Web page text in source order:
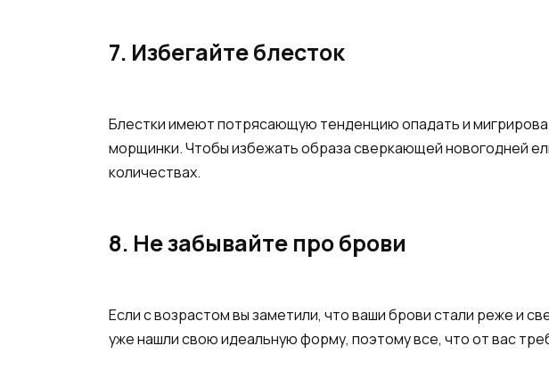
7. Избегайте блесток
Блестки имеют потрясающую тенденцию опадать и
морщинки. Чтобы избежать образа сверкающей новогодней
количествах.
8. Не забывайте про брови
Если с возрастом вы заметили, что ваши брови стали реже и
уже нашли свою идеальную форму, поэтому все, что от вас